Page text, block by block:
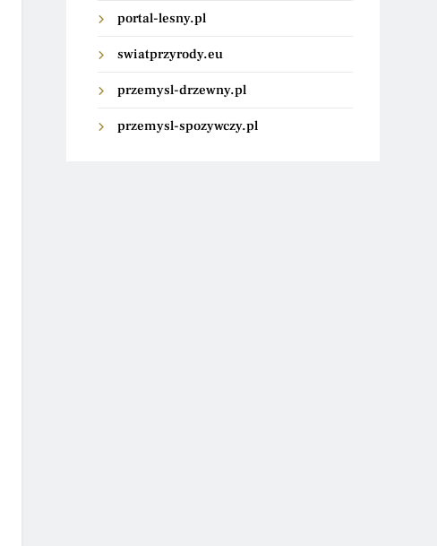
portal-lesny.pl
swiatprzyrody.eu
przemysl-drzewny.pl
przemysl-spozywczy.pl